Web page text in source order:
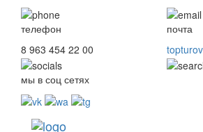
телефон
8 963 454 22 00
почта
мы в соц сетях